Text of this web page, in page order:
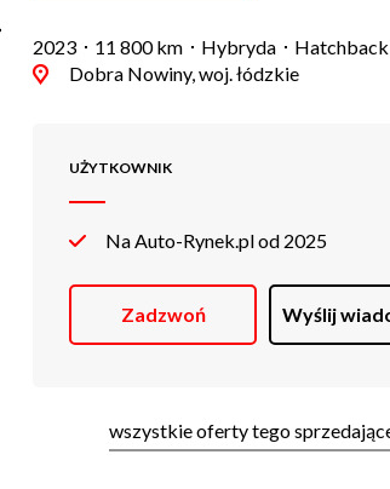
2023 11 800 km Hybryda
Hatchback
Dobra Nowiny, woj. łódzkie
UŻYTKOWNIK
Na Auto-Rynek.pl od 2025
Zadzwoń Wyślij
wszystkie oferty tego